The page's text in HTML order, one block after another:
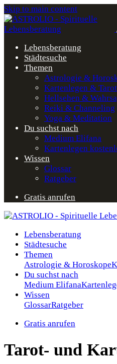
Skip to main content
Lebensberatung
Städtesuche
Themen
Astrologie &
Kartenlegen & Tarot
Hellsehen &
Reiki & Channeling
Yoga & Meditation
Du suchst nach
Medium Elifana
Kartenlegen
Wissen
Glossar
Ratgeber
Gratis anrufen
Lebensberatung
Städtesuche
Themen
Astrologie & Horoskope
Du suchst nach
Medium Elifana
Wissen
GlossarRatgeber
Gratis anrufen
Tarot- und